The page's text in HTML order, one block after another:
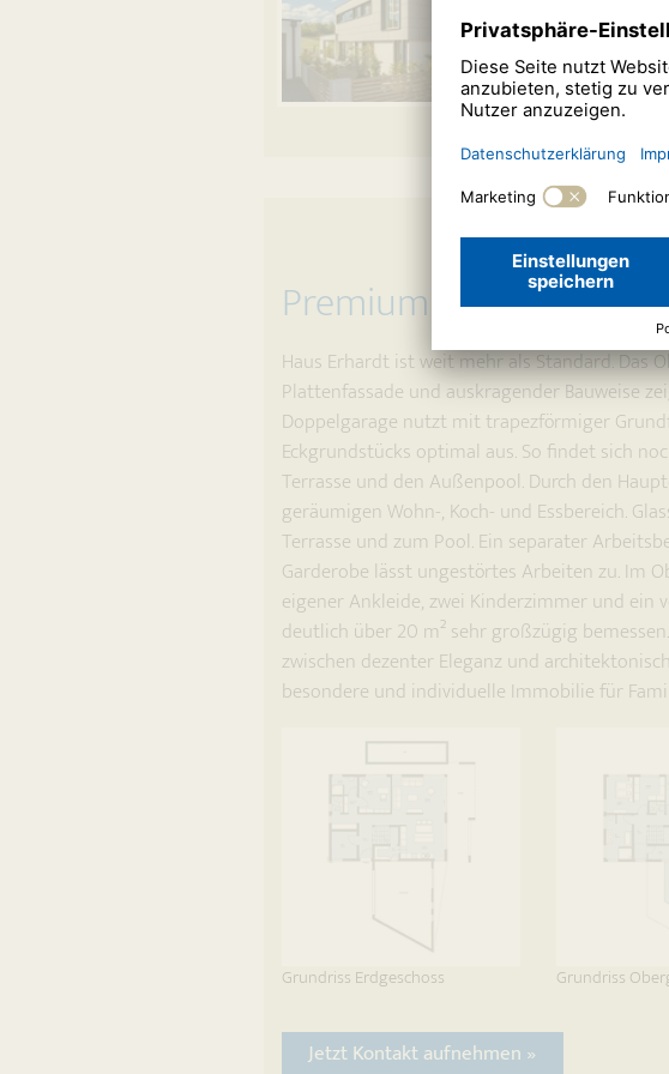
Premiumhaus mit
Haus Erhardt ist weit mehr als Standard. Das
Plattenfassade und auskragender Bauweise
Doppelgarage nutzt mit trapezförmiger
Eckgrundstücks optimal aus. So findet sich
Terrasse und den Außenpool. Durch den
geräumigen Wohn-, Koch- und Essbereich.
Terrasse und zum Pool. Ein separater
Garderobe lässt ungestörtes Arbeiten zu. Im
eigener Ankleide, zwei Kinderzimmer und ein
deutlich über 20 m² sehr großzügig
zwischen dezenter Eleganz und
besondere und individuelle Immobilie für
Grundriss Erdgeschoss Grundriss
Jetzt Kontakt aufnehmen »